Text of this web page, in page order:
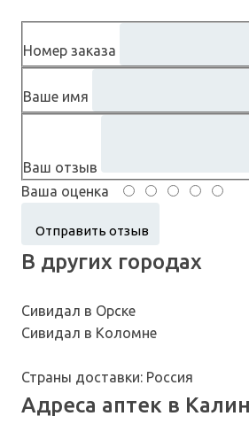
Номер заказа
Ваше имя
Ваш отзыв
Ваша оценка
В других городах
Сивидал в Орске
Сивидал в Коломне
Страны доставки: Россия
Адреса аптек в